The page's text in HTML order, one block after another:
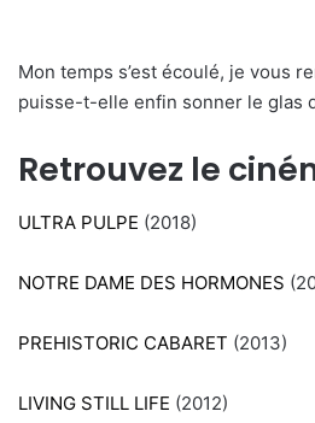
Mon temps s’est écoulé, je vous
puisse-t-elle enfin sonner le glas
Retrouvez le
ULTRA PULPE (2018)
NOTRE DAME DES HORMONES
PREHISTORIC CABARET (2013)
LIVING STILL LIFE (2012)